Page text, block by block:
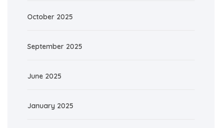
October 2025
September 2025
June 2025
January 2025